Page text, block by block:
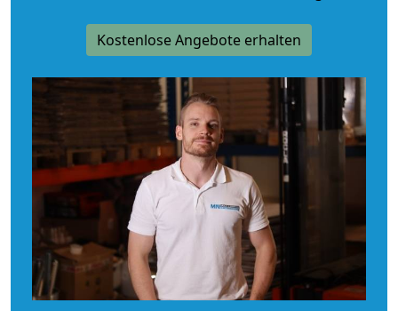
Kostenlose Angebote erhalten